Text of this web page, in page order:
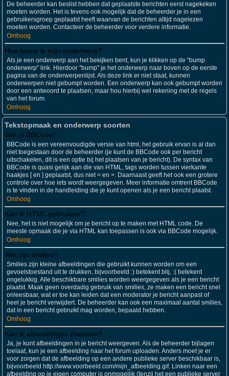
De beheerder kan beslist hebben dat geplaatste berichten eerst nagekeken
moeten worden. Het is tevens ook mogelijk dat de beheerder je in een
gebruikersgroep geplaatst heeft waarvan de berichten altijd nagelezen
moeten worden. Contacteer de beheerder voor verdere informatie.
Omhoog
Hoe bump ik mijn onderwerp?
Als je een onderwerp aan het bekijken bent, kun je klikken op de "bump
onderwerp" link. Hierdoor "bump" je het onderwerp naar boven op de eerste
pagina van de onderwerpenlijst. Als deze link er niet staat, kunnen
onderwerpen niet gebumpt worden. Een onderwerp kan ook gebumpt worden
door een antwoord te plaatsen, maar hou hierbij wel rekening met de regels
van het forum.
Omhoog
Tekstopmaak en onderwerp soorten
Wat is BBCode?
BBCode is een vereenvoudigde versie van html, het gebruik ervan is al dan
niet toegestaan door de beheerder (je kunt de BBCode ook per bericht
uitschakelen, dit is een optie bij het plaatsen van je bericht). De syntax van
BBCode is quasi gelijk aan die van HTML, tags worden tussen vierkante
haakjes [ en ] geplaatst, dus niet < en >. Daarnaast geeft het ook een grotere
controle over hoe iets wordt weergegeven. Meer informatie omtrent BBCode
is te vinden in de handleiding die je kunt openen als je een bericht plaatst.
Omhoog
Kan ik HTML gebruiken?
Nee, het is niet mogelijk om je bericht op te maken met HTML code. De
meeste opmaak die je via HTML kan toepassen is ook via BBCode mogelijk.
Omhoog
Wat zijn smilies?
Smilies zijn kleine afbeeldingen die gebruikt kunnen worden om een
gevoelstoestand uit te drukken, bijvoorbeeld :) betekent blij, :( betekent
ongelukkig. Alle beschikbare smilies worden weergegeven als je een bericht
plaatst. Maak geen overdadig gebruik van smilies, ze maken een bericht snel
onleesbaar, wat er toe kan leiden dat een moderator je bericht aanpast of
heel je bericht verwijdert. De beheerder kan ook een maximaal aantal smilies,
dat in een bericht gebruikt mag worden, bepaald hebben.
Omhoog
Kan ik afbeeldingen plaatsen?
Ja, je kunt afbeeldingen in je bericht weergeven. Als de beheerder bijlagen
toelaat, kun je een afbeelding naar het forum uploaden. Anders moet je er
voor zorgen dat de afbeelding op een andere publieke server beschikbaar is,
bijvoorbeeld http://www.voorbeeld.com/mijn_afbeelding.gif. Linken naar een
afbeelding op je eigen computer is onmogelijk (tenzij het een publieke server